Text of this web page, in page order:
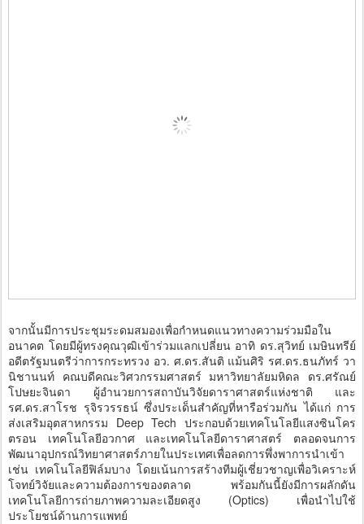
จากนั้นมีการประชุมระดมสมองเพื่อกำหนดแนวทางความร่วมมือใน
อนาคต โดยมีผู้ทรงคุณวุฒิเข้าร่วมแลกเปลี่ยน อาทิ ดร.สุวิทย์ เมษินทรีย์
อดีตรัฐมนตรีว่าการกระทรวง อว. ศ.ดร.สันติ แม้นศิริ รศ.ดร.ธนภัทร์ วา
นิชานนท์ คณบดีคณะวิศวกรรมศาสตร์ มหาวิทยาลัยมหิดล ดร.ศรัณย์
โปษยะจินดา ผู้อำนวยการสถาบันวิจัยดาราศาสตร์แห่งชาติ และ
รศ.ดร.สาโรช รุจิรวรรธน์ ซึ่งประเด็นสำคัญที่หารือร่วมกัน ได้แก่ การ
ส่งเสริมอุตสาหกรรม Deep Tech ประกอบด้วยเทคโนโลยีแสงซินโคร
ตรอน เทคโนโลยีอวกาศ และเทคโนโลยีดาราศาสตร์ ตลอดจนการ
พัฒนาอุปกรณ์วิทยาศาสตร์ภายในประเทศเพื่อลดการพึ่งพาการนำเข้า
เช่น เทคโนโลยีฟิล์มบาง โดยเน้นการสร้างทีมผู้เชี่ยวชาญเพื่อวิเคราะห์
โจทย์วิจัยและความต้องการของตลาด พร้อมกันนี้ยังมีการผลักดัน
เทคโนโลยีการถ่ายภาพความละเอียดสูง (Optics) เพื่อนำไปใช้
ประโยชน์ด้านการแพทย์